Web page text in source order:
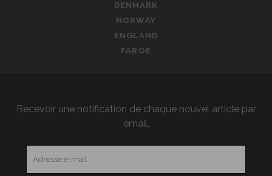
DENMARK
NORWAY
ENGLAND
FAROE
Recevoir une notification de chaque nouvel article par
email.